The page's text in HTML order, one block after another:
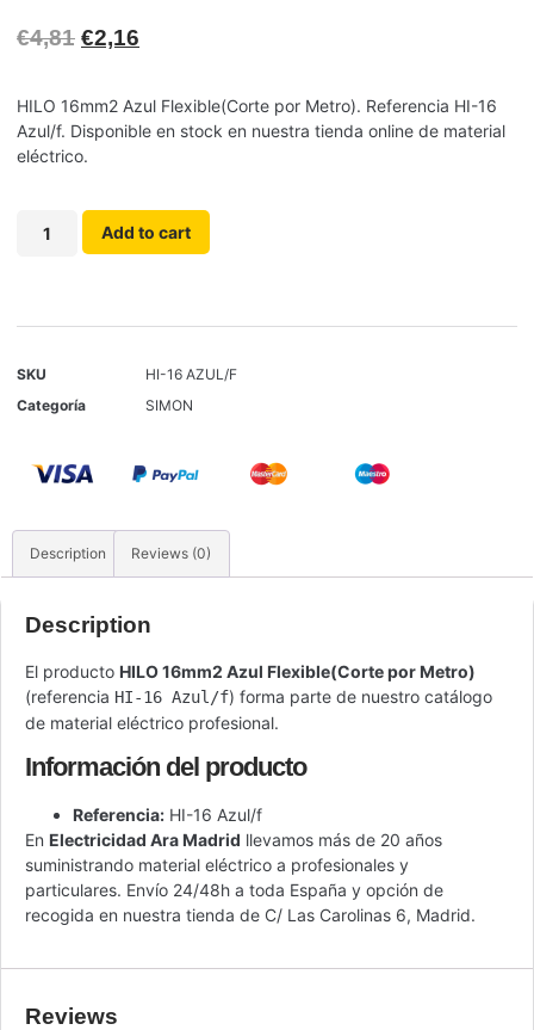
€4,81 €2,16
HILO 16mm2 Azul Flexible(Corte por Metro). Referencia HI-16
Azul/f. Disponible en stock en nuestra tienda online de material
eléctrico.
Add to cart
SKU
HI-16 AZUL/F
Categoría
SIMON
Description Reviews (0)
Description
El producto HILO 16mm2 Azul Flexible(Corte por Metro)
(referencia HI-16 Azul/f) forma parte de nuestro catálogo
de material eléctrico profesional.
Información del producto
Referencia: HI-16 Azul/f
En Electricidad Ara Madrid llevamos más de 20 años
suministrando material eléctrico a profesionales y
particulares. Envío 24/48h a toda España y opción de
recogida en nuestra tienda de C/ Las Carolinas 6, Madrid.
Reviews